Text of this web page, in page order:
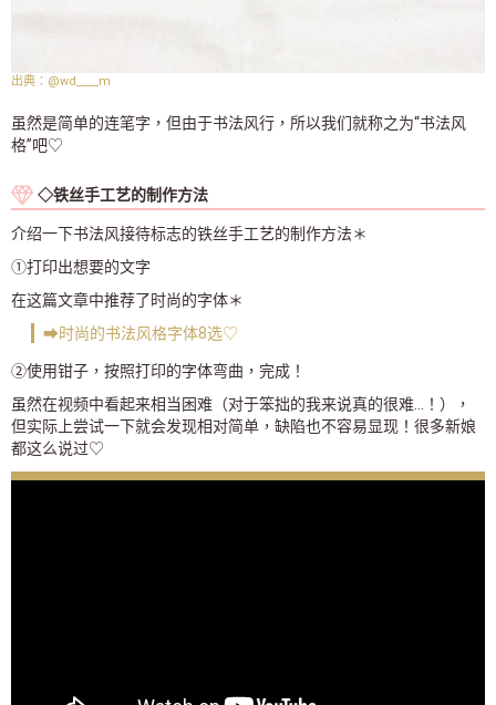
@wd____m
虽然是简单的连笔字，但由于书法风行，所以我们就称之为“书法风
格”吧♡
◇铁丝手工艺的制作方法
介绍一下书法风接待标志的铁丝手工艺的制作方法＊
➀打印出想要的文字
在这篇文章中推荐了时尚的字体＊
➡时尚的书法风格字体8选♡
②使用钳子，按照打印的字体弯曲，完成！
虽然在视频中看起来相当困难（对于笨拙的我来说真的很难...！），
但实际上尝试一下就会发现相对简单，缺陷也不容易显现！很多新娘
都这么说过♡